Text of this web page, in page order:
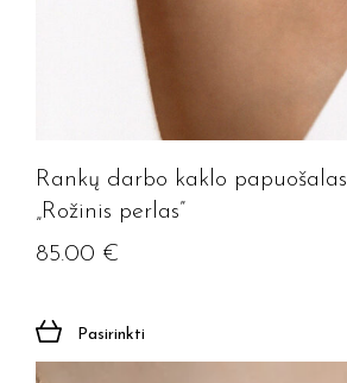
Rankų darbo kaklo papuošalas
„Rožinis perlas”
85.00 €
Pasirinkti
Jūsų el. paštas